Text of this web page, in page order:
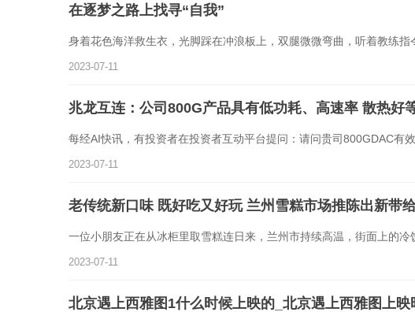
在逐梦之路上找寻“自我”
身着花色海洋救生衣，光脚踩在冲浪板上，双腿微微弯曲，听着教练指
2023-07-11
兆龙互连：公司800G产品具有低功耗、高速率 散热好
每经AI快讯，有投资者在投资者互动平台提问：请问贵司800GDAC有
2023-07-11
老传统新口味 既好吃又好玩 兰州雪糕市场推陈出新带
一位小朋友正在从冰柜里取雪糕连日来，兰州市持续高温，街面上的冷
2023-07-11
北京遇上西雅图1什么时候上映的_北京遇上西雅图上映